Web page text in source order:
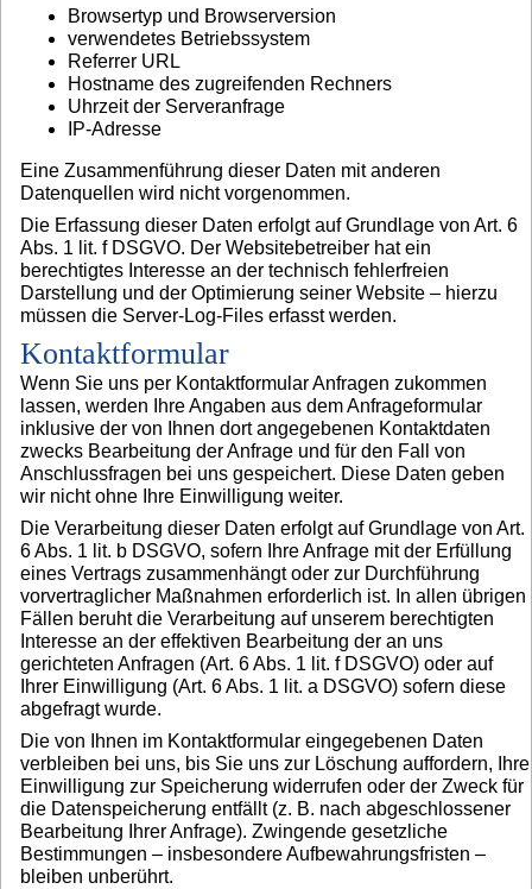
Browsertyp und Browserversion
verwendetes Betriebssystem
Referrer URL
Hostname des zugreifenden Rechners
Uhrzeit der Serveranfrage
IP-Adresse
Eine Zusammenführung dieser Daten mit anderen
Datenquellen wird nicht vorgenommen.
Die Erfassung dieser Daten erfolgt auf Grundlage von Art. 6
Abs. 1 lit. f DSGVO. Der Websitebetreiber hat ein
berechtigtes Interesse an der technisch fehlerfreien
Darstellung und der Optimierung seiner Website – hierzu
müssen die Server-Log-Files erfasst werden.
Kontaktformular
Wenn Sie uns per Kontaktformular Anfragen zukommen
lassen, werden Ihre Angaben aus dem Anfrageformular
inklusive der von Ihnen dort angegebenen Kontaktdaten
zwecks Bearbeitung der Anfrage und für den Fall von
Anschlussfragen bei uns gespeichert. Diese Daten geben
wir nicht ohne Ihre Einwilligung weiter.
Die Verarbeitung dieser Daten erfolgt auf Grundlage von Art.
6 Abs. 1 lit. b DSGVO, sofern Ihre Anfrage mit der Erfüllung
eines Vertrags zusammenhängt oder zur Durchführung
vorvertraglicher Maßnahmen erforderlich ist. In allen übrigen
Fällen beruht die Verarbeitung auf unserem berechtigten
Interesse an der effektiven Bearbeitung der an uns
gerichteten Anfragen (Art. 6 Abs. 1 lit. f DSGVO) oder auf
Ihrer Einwilligung (Art. 6 Abs. 1 lit. a DSGVO) sofern diese
abgefragt wurde.
Die von Ihnen im Kontaktformular eingegebenen Daten
verbleiben bei uns, bis Sie uns zur Löschung auffordern, Ihre
Einwilligung zur Speicherung widerrufen oder der Zweck für
die Datenspeicherung entfällt (z. B. nach abgeschlossener
Bearbeitung Ihrer Anfrage). Zwingende gesetzliche
Bestimmungen – insbesondere Aufbewahrungsfristen –
bleiben unberührt.